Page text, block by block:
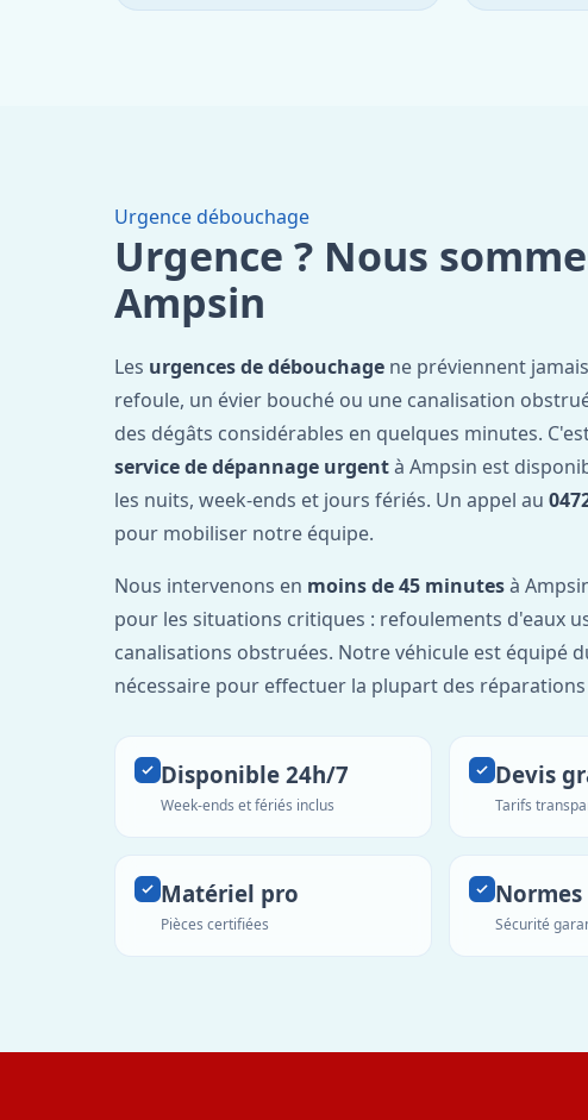
Urgence débouchage
Urgence ? Nous
Ampsin
Les urgences de débouchage ne préviennent
refoule, un évier bouché ou une canalisation
des dégâts considérables en quelques minutes.
service de dépannage urgentà Ampsin est
les nuits, week-ends et jours fériés. Un appel au
pour mobiliser notre équipe.
Nous intervenons en moins de 45 minutesà
pour les situations critiques : refoulements d'eaux
canalisations obstruées. Notre véhicule est équipé
nécessaire pour effectuer la plupart des
Disponible 24h/7
Week-ends et fériés inclus
Devis
Tarifs
Matériel pro
Pièces certifiées Sécurité